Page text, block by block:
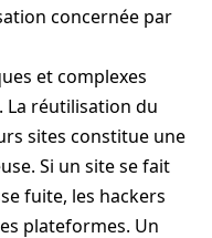
concernée par
et complexes
réutilisation du
sites constitue une
Si un site se fait
fuite, les hackers
plateformes. Un